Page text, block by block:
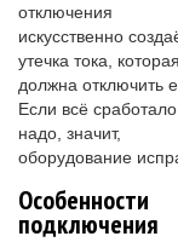
отключения
искусственно
утечка тока, которая
должна отключить
Если всё сработало
надо, значит,
оборудование
Особенности
подключения